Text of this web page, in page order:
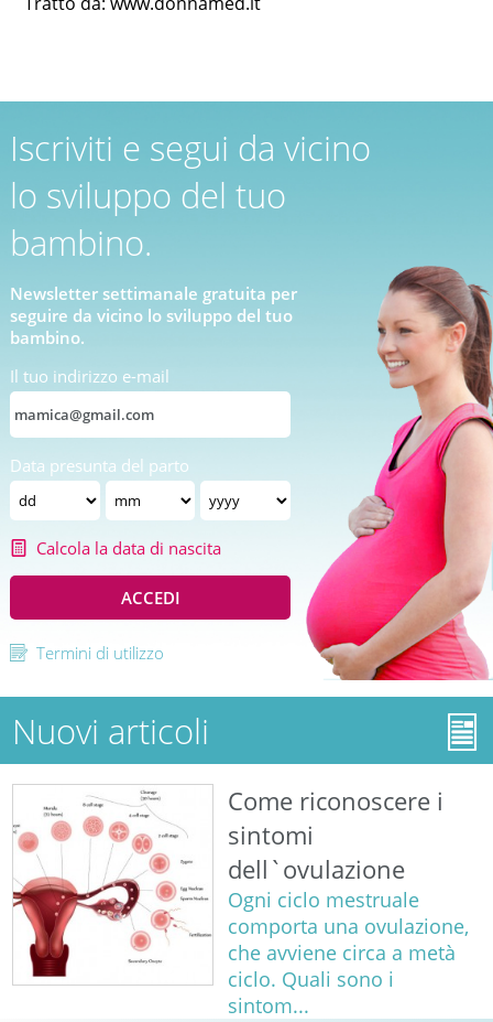
Iscriviti e segui da vicino
lo sviluppo del tuo
bambino.
Newsletter settimanale gratuita per
seguire da vicino lo sviluppo del tuo
bambino.
Il tuo indirizzo e-mail
Data presunta del parto
Calcola la data di nascita
ACCEDI
Termini di utilizzo
Nuovi articoli
Come riconoscere i
sintomi
dell`ovulazione
Ogni ciclo mestruale
comporta una ovulazione,
che avviene circa a metà
ciclo. Quali sono i
sintom...